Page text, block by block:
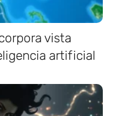
vista
artificial